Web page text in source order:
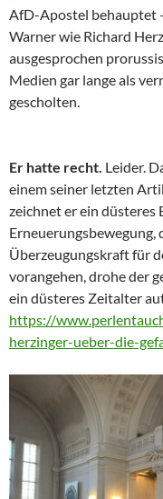
AfD-Apostel behauptet
Warner wie Richard
ausgesprochen
Medien gar lange als
gescholten.
Er hatte recht. Leider.
einem seiner letzten
zeichnet er ein düsteres
Erneuerungsbewegung,
Überzeugungskraft für
vorangehen, drohe der
ein düsteres Zeitalter
https://
herzinger-ueber-die-